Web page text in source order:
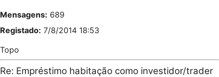
Mensagens: 689
Registado: 7/8/2014 18:53
Topo
Re: Empréstimo habitação como investidor/trader